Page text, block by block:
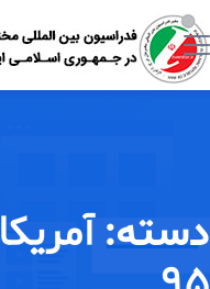
دسته:آمریکا